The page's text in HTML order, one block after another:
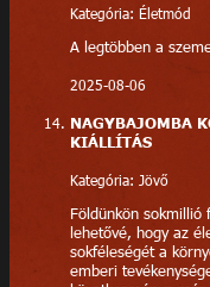
Kategória: Életmód
A legtöbben a
2025-08-06
NAGYBAJOMBA
KIÁLLÍTÁS
Kategória: Jövő
Földünkön
lehetővé, hogy az
sokféleségét a
emberi